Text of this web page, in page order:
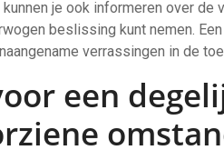
je ook informeren over
beslissing kunt nemen.
verrassingen in de
een